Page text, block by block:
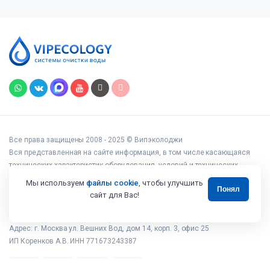
Все права защищены 2008 - 2025 © Випэколоджи
Вся представленная на сайте информация, в том числе касающаяся
технических характеристик оборудования, условий и технических
возможностей подключения, наличия на складе, стоимости товаров и
услуг, носит информационный характер и ни при каких условиях не
является публичной офертой, определяемой положениями статьи 437
Адрес: г. Москва ул. Вешних Вод, дом 14, корп. 3, офис 25
ИП Коренков А.В. ИНН 771673243387
Мы используем файлы cookie, чтобы улучшить
сайт для Вас!
Понял